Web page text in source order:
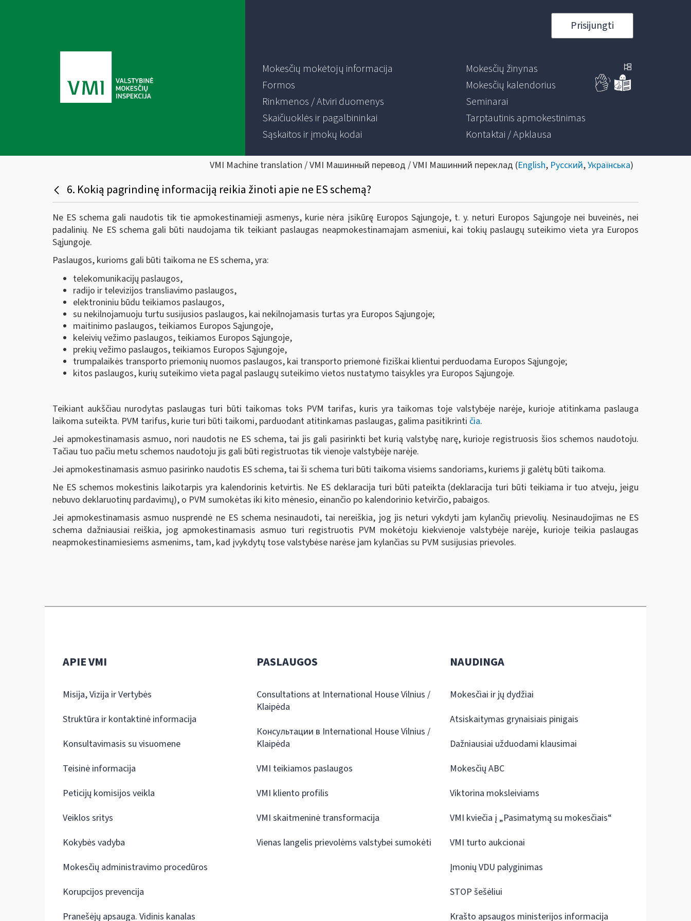
Prisijungti
Mokesčių mokėtojų informacija
Formos
Rinkmenos / Atviri duomenys
Skaičiuoklės ir pagalbininkai
Sąskaitos ir įmokų kodai
Mokesčių žinynas
Mokesčių kalendorius
Seminarai
Tarptautinis apmokestinimas
Kontaktai / Apklausa
VMI Machine translation / VMI Машинный перевод / VMI Машинний переклад (English, Русский,Українська)
6. Kokią pagrindinę informaciją reikia žinoti apie ne ES schemą?
Ne ES schema gali naudotis tik tie apmokestinamieji asmenys, kurie nėra įsikūrę Europos Sąjungoje, t. y. neturi Europos Sąjungoje nei buveinės, nei
padalinių. Ne ES schema gali būti naudojama tik teikiant paslaugas neapmokestinamajam asmeniui, kai tokių paslaugų suteikimo vieta yra Europos
Sąjungoje.
Paslaugos, kurioms gali būti taikoma ne ES schema, yra:
telekomunikacijų paslaugos,
radijo ir televizijos transliavimo paslaugos,
elektroniniu būdu teikiamos paslaugos,
su nekilnojamuoju turtu susijusios paslaugos, kai nekilnojamasis turtas yra Europos Sąjungoje;
maitinimo paslaugos, teikiamos Europos Sąjungoje,
keleivių vežimo paslaugos, teikiamos Europos Sąjungoje,
prekių vežimo paslaugos, teikiamos Europos Sąjungoje,
trumpalaikės transporto priemonių nuomos paslaugos, kai transporto priemonė fiziškai klientui perduodama Europos Sąjungoje;
kitos paslaugos, kurių suteikimo vieta pagal paslaugų suteikimo vietos nustatymo taisykles yra Europos Sąjungoje.
Teikiant aukščiau nurodytas paslaugas turi būti taikomas toks PVM tarifas, kuris yra taikomas toje valstybėje narėje, kurioje atitinkama paslauga
laikoma suteikta. PVM tarifus, kurie turi būti taikomi, parduodant atitinkamas paslaugas, galima pasitikrinti čia.
Jei apmokestinamasis asmuo, nori naudotis ne ES schema, tai jis gali pasirinkti bet kurią valstybę narę, kurioje registruosis šios schemos naudotoju.
Tačiau tuo pačiu metu schemos naudotoju jis gali būti registruotas tik vienoje valstybėje narėje.
Jei apmokestinamasis asmuo pasirinko naudotis ES schema, tai ši schema turi būti taikoma visiems sandoriams, kuriems ji galėtų būti taikoma.
Ne ES schemos mokestinis laikotarpis yra kalendorinis ketvirtis. Ne ES deklaracija turi būti pateikta (deklaracija turi būti teikiama ir tuo atveju, jeigu
nebuvo deklaruotinų pardavimų), o PVM sumokėtas iki kito mėnesio, einančio po kalendorinio ketvirčio, pabaigos.
Jei apmokestinamasis asmuo nusprendė ne ES schema nesinaudoti, tai nereiškia, jog jis neturi vykdyti jam kylančių prievolių. Nesinaudojimas ne ES
schema dažniausiai reiškia, jog apmokestinamasis asmuo turi registruotis PVM mokėtoju kiekvienoje valstybėje narėje, kurioje teikia paslaugas
neapmokestinamiesiems asmenims, tam, kad įvykdytų tose valstybėse narėse jam kylančias su PVM susijusias prievoles.
APIE VMI
Misija, Vizija ir Vertybės
Struktūra ir kontaktinė informacija
Konsultavimasis su visuomene
Teisinė informacija
Peticijų komisijos veikla
Veiklos sritys
Kokybės vadyba
Mokesčių administravimo procedūros
Korupcijos prevencija
Pranešėjų apsauga. Vidinis kanalas
PASLAUGOS
Consultations at International House Vilnius /
Klaipėda
Консультации в International House Vilnius /
Klaipėda
VMI teikiamos paslaugos
VMI kliento profilis
VMI skaitmeninė transformacija
Vienas langelis prievolėms valstybei sumokėti
NAUDINGA
Mokesčiai ir jų dydžiai
Atsiskaitymas grynaisiais pinigais
Dažniausiai užduodami klausimai
Mokesčių ABC
Viktorina moksleiviams
VMI kviečia į „Pasimatymą su mokesčiais“
VMI turto aukcionai
Įmonių VDU palyginimas
STOP šešėliui
Krašto apsaugos ministerijos informacija